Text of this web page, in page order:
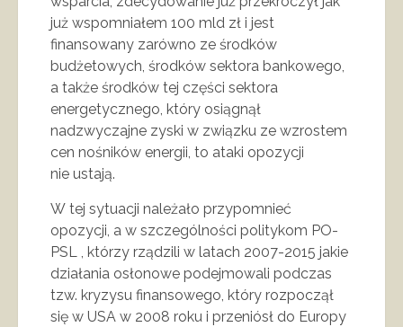
już wspomniałem 100 mld zł i jest
finansowany zarówno ze środków
budżetowych, środków sektora bankowego,
a także środków tej części sektora
energetycznego, który osiągnął
nadzwyczajne zyski w związku ze wzrostem
cen nośników energii, to ataki opozycji
nie ustają.
W tej sytuacji należało przypomnieć
opozycji, a w szczególności politykom PO-
PSL , którzy rządzili w latach 2007-2015 jakie
działania osłonowe podejmowali podczas
tzw. kryzysu finansowego, który rozpoczął
się w USA w 2008 roku i przeniósł do Europy